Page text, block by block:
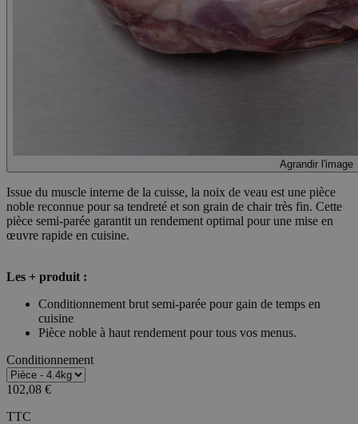
Agrandir l'image
Issue du muscle interne de la cuisse, la noix de veau est une pièce
noble reconnue pour sa tendreté et son grain de chair très fin. Cette
pièce semi-parée garantit un rendement optimal pour une mise en
œuvre rapide en cuisine.
Les + produit :
Conditionnement brut semi-parée pour gain de temps en
cuisine
Pièce noble à haut rendement pour tous vos menus.
Conditionnement
102,08 €
TTC